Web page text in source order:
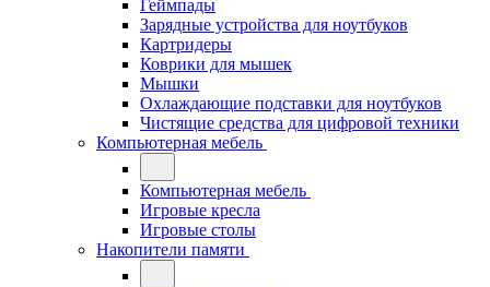
Геймпады
Зарядные устройства для ноутбуков
Картридеры
Коврики для мышек
Мышки
Охлаждающие подставки для ноутбуков
Чистящие средства для цифровой техники
Компьютерная мебель
Компьютерная мебель
Игровые кресла
Игровые столы
Накопители памяти